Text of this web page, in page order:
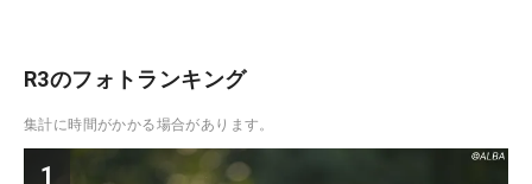
R3のフォトランキング
集計に時間がかかる場合があります。
1